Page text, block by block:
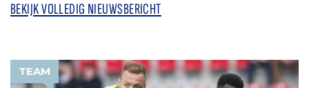
BEKIJK VOLLEDIG NIEUWSBERICHT
TEAM